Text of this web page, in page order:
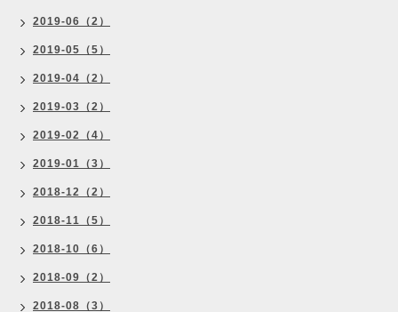
2019-06（2）
2019-05（5）
2019-04（2）
2019-03（2）
2019-02（4）
2019-01（3）
2018-12（2）
2018-11（5）
2018-10（6）
2018-09（2）
2018-08（3）